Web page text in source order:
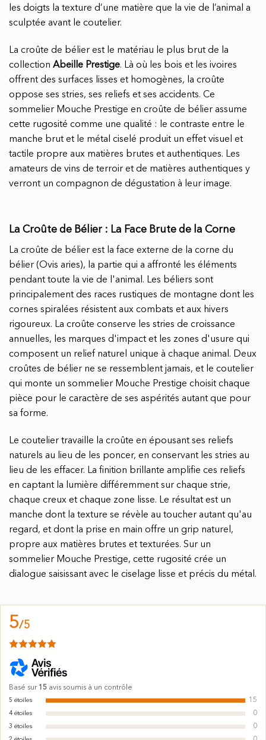
les doigts la texture d’une matière que la vie de l’animal a
sculptée avant le coutelier.
La croûte de bélier est le matériau le plus brut de la
collection Abeille Prestige. Là où les bois et les ivoires
offrent des surfaces lisses et homogènes, la croûte
oppose ses stries, ses reliefs et ses accidents. Ce
sommelier Mouche Prestige en croûte de bélier assume
cette rugosité comme une qualité : le contraste entre le
manche brut et le métal ciselé produit un effet visuel et
tactile propre aux matières brutes et authentiques. Les
amateurs de vins de terroir et de matières authentiques y
verront un compagnon de dégustation à leur image.
La Croûte de Bélier : La Face Brute de la Corne
La croûte de bélier est la face externe de la corne du
bélier (Ovis aries), la partie qui a affronté les éléments
pendant toute la vie de l'animal. Les béliers sont
principalement des races rustiques de montagne dont les
cornes spiralées résistent aux combats et aux hivers
rigoureux. La croûte conserve les stries de croissance
annuelles, les marques d'impact et les zones d'usure qui
composent un relief naturel unique à chaque animal. Deux
croûtes de bélier ne se ressemblent jamais, et le coutelier
qui monte un sommelier Mouche Prestige choisit chaque
pièce pour le caractère de ses aspérités autant que pour
sa forme.
Le coutelier travaille la croûte en épousant ses reliefs
naturels au lieu de les poncer, en conservant les stries au
lieu de les effacer. La finition brillante amplifie ces reliefs
en captant la lumière différemment sur chaque strie,
chaque creux et chaque zone lisse. Le résultat est un
manche dont la texture se révèle au toucher autant qu'au
regard, et dont la prise en main offre un grip naturel,
propre aux matières brutes et texturées. Sur un
sommelier Mouche Prestige, cette rugosité crée un
dialogue saisissant avec le ciselage lisse et précis du métal.
5/5
Basé sur 15 avis soumis à un contrôle
5 étoiles 15
4 étoiles 0
3 étoiles 0